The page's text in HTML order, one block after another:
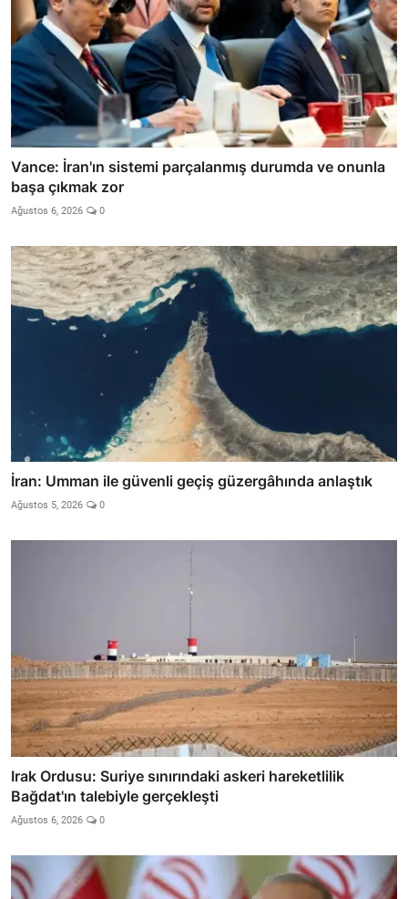
Vance: İran'ın sistemi parçalanmış durumda ve onunla
başa çıkmak zor
Ağustos 6, 2026 0
İran: Umman ile güvenli geçiş güzergâhında anlaştık
Ağustos 5, 2026 0
Irak Ordusu: Suriye sınırındaki askeri hareketlilik
Bağdat'ın talebiyle gerçekleşti
Ağustos 6, 2026 0